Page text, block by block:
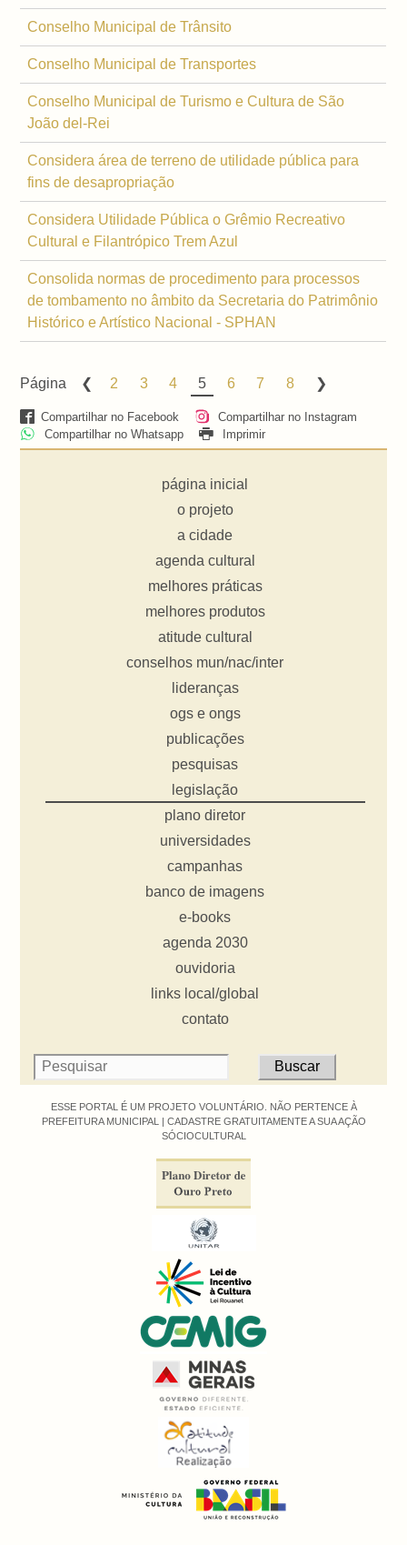
Conselho Municipal de Trânsito
Conselho Municipal de Transportes
Conselho Municipal de Turismo e Cultura de São
João del-Rei
Considera área de terreno de utilidade pública para
fins de desapropriação
Considera Utilidade Pública o Grêmio Recreativo
Cultural e Filantrópico Trem Azul
Consolida normas de procedimento para processos
de tombamento no âmbito da Secretaria do Patrimônio
Histórico e Artístico Nacional - SPHAN
Página 2 3 4 5 6 7 8
Compartilhar no Facebook
Compartilhar no Instagram
Compartilhar no Whatsapp
Imprimir
página inicial
o projeto
a cidade
agenda cultural
melhores práticas
melhores produtos
atitude cultural
conselhos mun/nac/inter
lideranças
ogs e ongs
publicações
pesquisas
legislação
plano diretor
universidades
campanhas
banco de imagens
e-books
agenda 2030
ouvidoria
links local/global
contato
ESSE PORTAL É UM PROJETO VOLUNTÁRIO. NÃO PERTENCE À
PREFEITURA MUNICIPAL | CADASTRE GRATUITAMENTE A SUA AÇÃO
SÓCIOCULTURAL